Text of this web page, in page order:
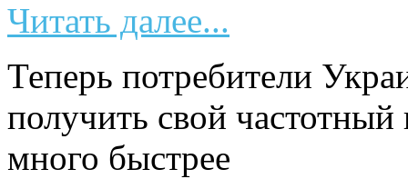
Читать далее...
Теперь потребители
получить свой
много быстрее